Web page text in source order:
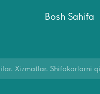
Bosh Sahifa